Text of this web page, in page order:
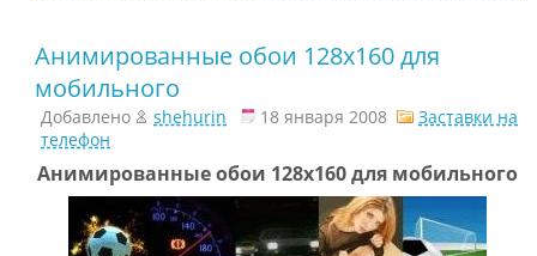
Анимированные обои 128х160 для
мобильного
Добавлено shehurin 18 января 2008
Заставки на
телефон
Анимированные обои 128х160 для мобильного